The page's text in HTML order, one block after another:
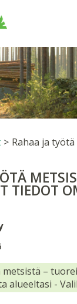
>
TIEDOT
metsistä –
alueeltasi -